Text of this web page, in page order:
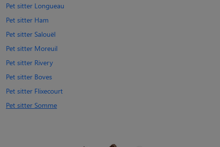
Pet sitter Longueau
Pet sitter Ham
Pet sitter Salouël
Pet sitter Moreuil
Pet sitter Rivery
Pet sitter Boves
Pet sitter Flixecourt
Pet sitter Somme